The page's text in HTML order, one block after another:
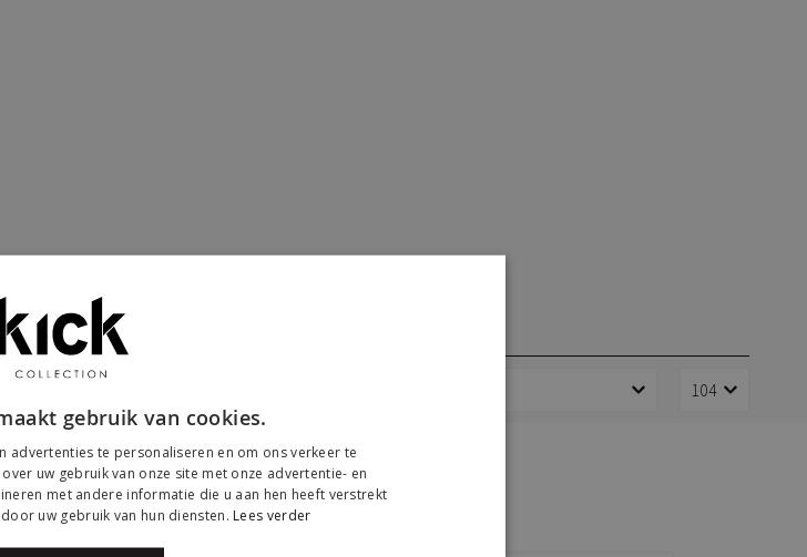
onze klanten thuis
of @kickcollection.nl te gebruiken op Instagram
gebruik van cookies.
advertenties te personaliseren en om ons verkeer te
uw gebruik van onze site met onze advertentie- en
met andere informatie die u aan hen heeft verstrekt
uw gebruik van hun diensten. Lees verder